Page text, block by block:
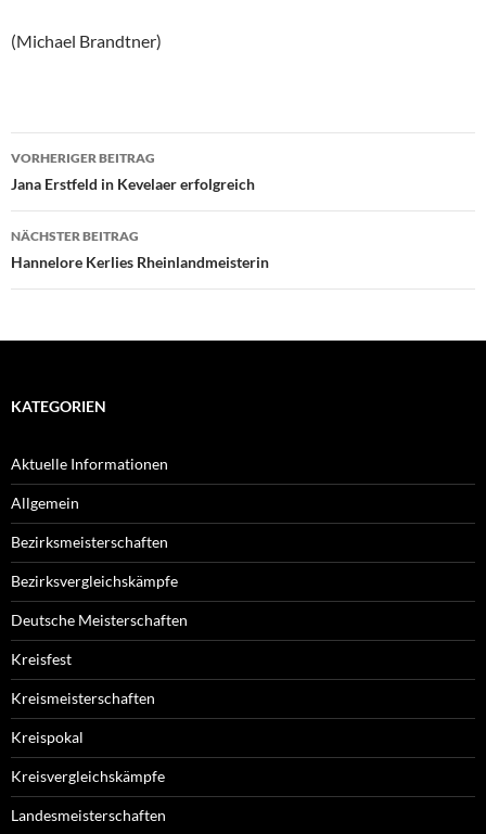
(Michael Brandtner)
Beitragsnavigation
VORHERIGER BEITRAG
Jana Erstfeld in Kevelaer erfolgreich
NÄCHSTER BEITRAG
Hannelore Kerlies Rheinlandmeisterin
KATEGORIEN
Aktuelle Informationen
Allgemein
Bezirksmeisterschaften
Bezirksvergleichskämpfe
Deutsche Meisterschaften
Kreisfest
Kreismeisterschaften
Kreispokal
Kreisvergleichskämpfe
Landesmeisterschaften